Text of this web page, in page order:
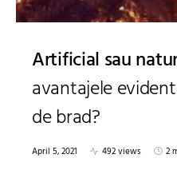
Artificial sau
avantajele
de brad?
April 5, 2021 492 views
2